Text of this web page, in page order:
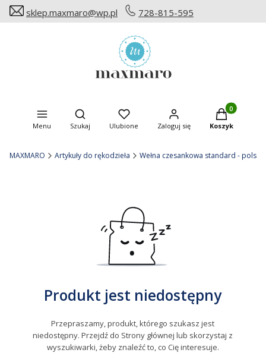
sklep.maxmaro@wp.pl 728-815-595
Menu
Otwórz wyszukiwarkę
Szukaj Ulubione Zaloguj się
Produkty w
Koszyk
MAXMARO Artykuły do rękodzieła Wełna czesankowa standard - polska
Produkt jest niedostępny
Przepraszamy, produkt, którego szukasz jest
niedostępny. Przejdź do Strony głównej lub skorzystaj z
wyszukiwarki, żeby znaleźć to, co Cię interesuje.